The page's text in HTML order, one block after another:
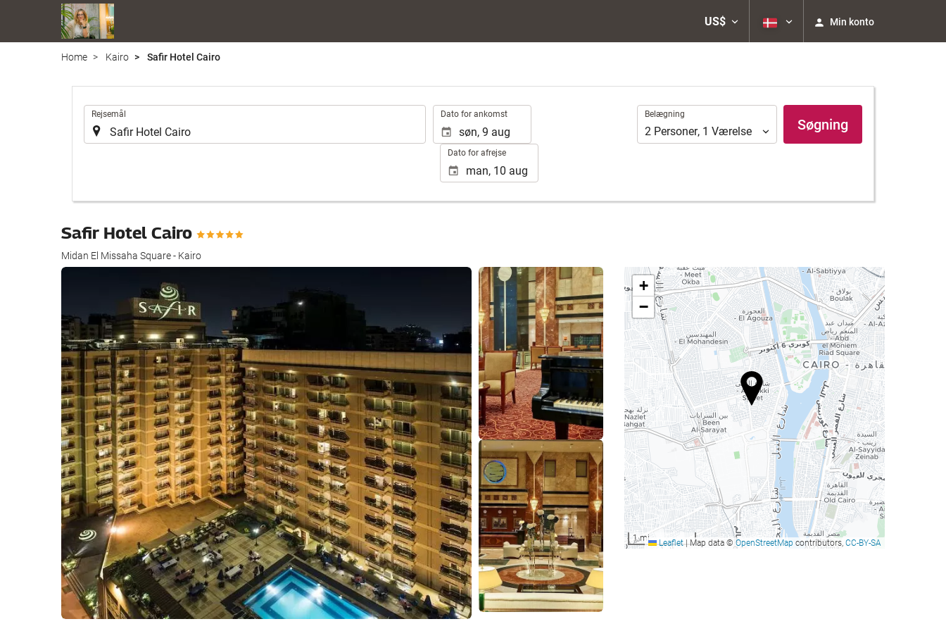
US$ Min konto
Home Kairo Safir Hotel Cairo
Rejsemål Dato for ankomst
Dato for afrejse
Belægning
Belægning
2 Personer, 1 Værelse Søgning
Safir Hotel Cairo
Midan El Missaha Square - Kairo
Se 3 fotos
+
−
1 mi Leaflet |Map data © OpenStreetMap contributors, CC-BY-SA